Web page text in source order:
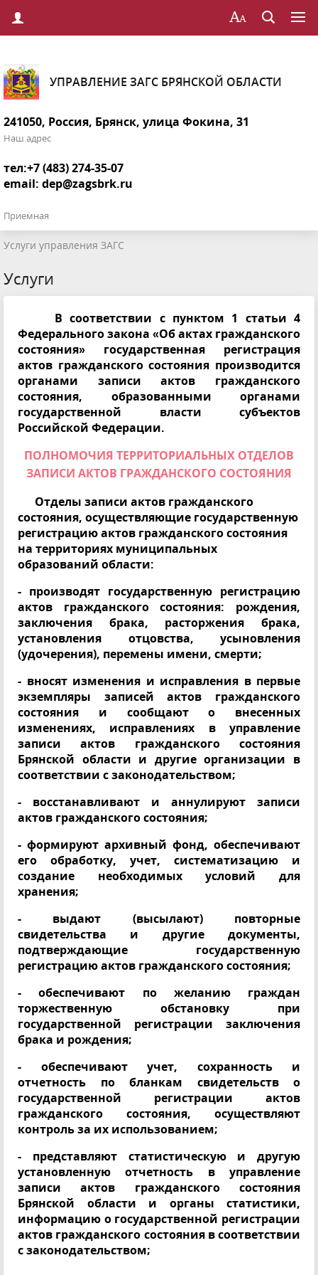
УПРАВЛЕНИЕ ЗАГС БРЯНСКОЙ ОБЛАСТИ
241050, Россия, Брянск, улица Фокина, 31
Наш адрес
тел:+7 (483) 274-35-07
email: dep@zagsbrk.ru
Приемная
Услуги управления ЗАГС
Услуги
В соответствии с пунктом 1 статьи 4
Федерального закона «Об актах гражданского
состояния» государственная регистрация
актов гражданского состояния производится
органами записи актов гражданского
состояния, образованными органами
государственной власти субъектов
Российской Федерации.
ПОЛНОМОЧИЯ ТЕРРИТОРИАЛЬНЫХ ОТДЕЛОВ
ЗАПИСИ АКТОВ ГРАЖДАНСКОГО СОСТОЯНИЯ
Отделы записи актов гражданского
состояния, осуществляющие государственную
регистрацию актов гражданского состояния
на территориях муниципальных
образований области:
- производят государственную регистрацию
актов гражданского состояния: рождения,
заключения брака, расторжения брака,
установления отцовства, усыновления
(удочерения), перемены имени, смерти;
- вносят изменения и исправления в первые
экземпляры записей актов гражданского
состояния и сообщают о внесенных
изменениях, исправлениях в управление
записи актов гражданского состояния
Брянской области и другие организации в
соответствии с законодательством;
- восстанавливают и аннулируют записи
актов гражданского состояния;
- формируют архивный фонд, обеспечивают
его обработку, учет, систематизацию и
создание необходимых условий для
хранения;
- выдают (высылают) повторные
свидетельства и другие документы,
подтверждающие государственную
регистрацию актов гражданского состояния;
- обеспечивают по желанию граждан
торжественную обстановку при
государственной регистрации заключения
брака и рождения;
- обеспечивают учет, сохранность и
отчетность по бланкам свидетельств о
государственной регистрации актов
гражданского состояния, осуществляют
контроль за их использованием;
- представляют статистическую и другую
установленную отчетность в управление
записи актов гражданского состояния
Брянской области и органы статистики,
информацию о государственной регистрации
актов гражданского состояния в соответствии
с законодательством;